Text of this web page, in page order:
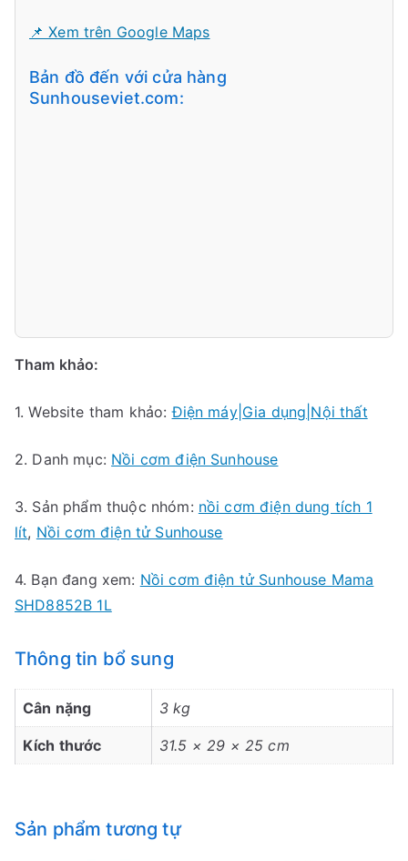
📌 Xem trên Google Maps
Bản đồ đến với cửa hàng
Sunhouseviet.com:
Tham khảo:
1. Website tham khảo:Điện máy|Gia dụng|Nội thất
2. Danh mục: Nồi cơm điện Sunhouse
3. Sản phẩm thuộc nhóm: nồi cơm điện dung tích 1
lít, Nồi cơm điện tử Sunhouse
4. Bạn đang xem: Nồi cơm điện tử Sunhouse Mama
SHD8852B 1L
Thông tin bổ sung
Cân nặng 3 kg
Kích thước 31.5 × 29 × 25 cm
Sản phẩm tương tự